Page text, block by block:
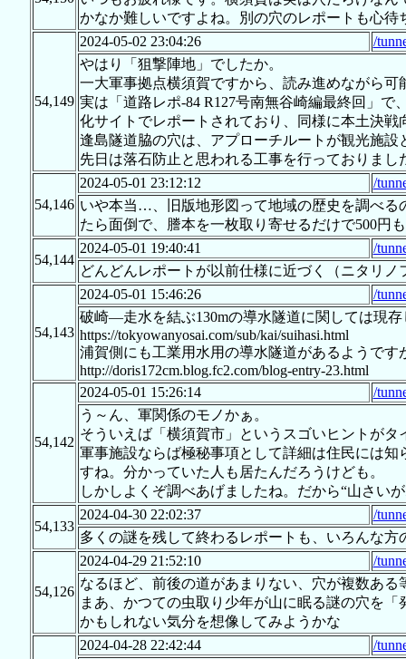
かなか難しいですよね。別の穴のレポートも心待
54,149
2024-05-02 23:04:26
/
やはり「狙撃陣地」でしたか。
一大軍事拠点横須賀ですから、読み進めながら可
実は「道路レポ-84 R127号南無谷崎編最終回」
化サイトでレポートされており、同様に本土決
逢島隧道脇の穴は、アプローチルートが観光施
先日は落石防止と思われる工事を行っておりまし
54,146
2024-05-01 23:12:12
/
いや本当…、旧版地形図って地域の歴史を調べ
たら面倒で、謄本を一枚取り寄せるだけで500円
54,144
2024-05-01 19:40:41
/
どんどんレポートが以前仕様に近づく（ニタリノ
54,143
2024-05-01 15:46:26
/
破崎―走水を結ぶ130mの導水隧道に関しては現
https://tokyowanyosai.com/sub/kai/suihasi.html
浦賀側にも工業用水用の導水隧道があるようで
http://doris172cm.blog.fc2.com/blog-entry-23.html
54,142
2024-05-01 15:26:14
/
う～ん、軍関係のモノかぁ。
そういえば「横須賀市」というスゴいヒントがタ
軍事施設ならば極秘事項として詳細は住民には
すね。分かっていた人も居たんだろうけども。
しかしよくぞ調べあげましたね。だから“山さい
54,133
2024-04-30 22:02:37
/
多くの謎を残して終わるレポートも、いろんな
54,126
2024-04-29 21:52:10
/
なるほど、前後の道があまりない、穴が複数ある
まあ、かつての虫取り少年が山に眠る謎の穴を
かもしれない気分を想像してみようかな
2024-04-28 22:42:44
/